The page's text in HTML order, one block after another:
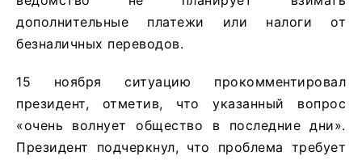
дополнительные платежи или налоги от
безналичных переводов.
15 ноября ситуацию прокомментировал
президент, отметив, что указанный вопрос
«очень волнует общество в последние дни».
Президент подчеркнул, что проблема требует